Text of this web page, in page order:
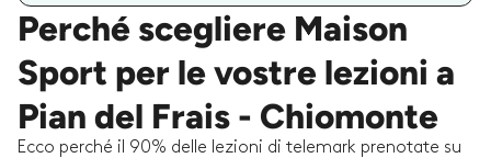
Perché scegliere Maison
Sport per le vostre lezioni a
Pian del Frais - Chiomonte
Ecco perché il 90% delle lezioni di telemark prenotate su